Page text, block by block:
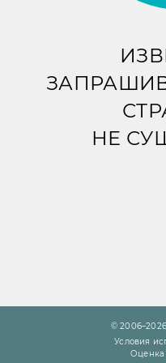
НЕ
©
Условия
Оценка